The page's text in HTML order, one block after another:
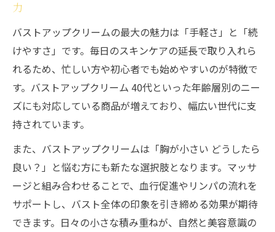
力
バストアップクリームの最大の魅力は「手軽さ」と「続
けやすさ」です。毎日のスキンケアの延長で取り入れら
れるため、忙しい方や初心者でも始めやすいのが特徴で
す。バストアップクリーム 40代といった年齢層別のニー
ズにも対応している商品が増えており、幅広い世代に支
持されています。
また、バストアップクリームは「胸が小さい どうしたら
良い？」と悩む方にも新たな選択肢となります。マッサ
ージと組み合わせることで、血行促進やリンパの流れを
サポートし、バスト全体の印象を引き締める効果が期待
できます。日々の小さな積み重ねが、自然と美容意識の